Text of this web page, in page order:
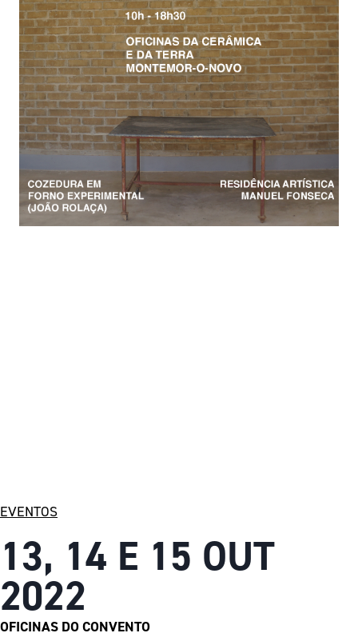
EVENTOS
13, 14 E 15 OUT
2022
OFICINAS DO CONVENTO